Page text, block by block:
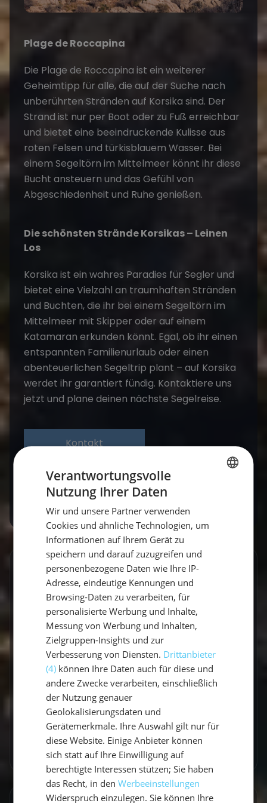
Plage de Roccapina
Die Plage de Roccapina ist ein weiterer
Geheimtipp für alle, die auf der Suche nach
unberührten Stränden auf Korsika sind. Der
Strand ist nur per Boot oder zu Fuß erreichbar
und bietet eine beeindruckende Kulisse aus
roten Felsen und türkisblauem Wasser. Bei
einem Segeltörn im Mittelmeer könnt ihr diese
Bucht ansteuern und das Gefühl von
Abgeschiedenheit und Ruhe genießen.
Die schönsten Strände Korsikas – Leinen
Los
Korsika ist ein wahres Paradies für Segler und
bietet eine Vielzahl an traumhaften Stränden
und Buchten, die ihr bei einem Segeltörn im
Mittelmeer mit Skipper oder auf einem
Katamaran erkunden könnt. Egal, ob ihr einen
entspannten Familienurlaub oder einen
abenteuerlichen Segeltrip plant – auf Korsika
werdet ihr garantiert fündig. Kontaktiere uns
jetzt und plane deinen nächste Segelreise.
Kontakt
Buchen
GESCHRIEBEN VON
Claudia Grubert
Travel Influencerin & Segel-Expertin
Claudia ist begeisterte Travel Influencerin und
leidenschaftliche Seglerin. Auf unserem Blog
teilt sie ihre besten Reiseerlebnisse, fundierte
Revierberichte und praktisches Segelwissen
für dein nächstes Abenteuer auf dem Wasser.
Zum Autorenprofil
Verantwortungsvolle
Nutzung Ihrer Daten
Wir und unsere Partner verwenden
Cookies und ähnliche Technologien, um
Informationen auf Ihrem Gerät zu
speichern und darauf zuzugreifen und
personenbezogene Daten wie Ihre IP-
Adresse, eindeutige Kennungen und
Browsing-Daten zu verarbeiten, für
personalisierte Werbung und Inhalte,
Messung von Werbung und Inhalten,
Zielgruppen-Insights und zur
Verbesserung von Diensten. Drittanbieter
(4) können Ihre Daten auch für diese und
andere Zwecke verarbeiten, einschließlich
der Nutzung genauer
Geolokalisierungsdaten und
Gerätemerkmale. Ihre Auswahl gilt nur für
diese Website. Einige Anbieter können
sich statt auf Ihre Einwilligung auf
berechtigte Interessen stützen; Sie haben
das Recht, in denWerbeeinstellungen
Widerspruch einzulegen. Sie können Ihre